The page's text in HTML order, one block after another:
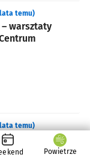
warsztaty
lata temu)
do
lata temu)
- wroclaw.pl
Powietrze